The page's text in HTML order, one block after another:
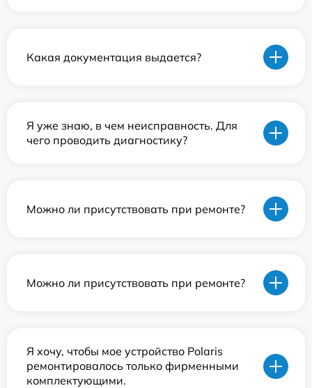
Какая документация выдается?
Я уже знаю, в чем неисправность. Для
чего проводить диагностику?
Можно ли присутствовать при ремонте?
Можно ли присутствовать при ремонте?
Я хочу, чтобы мое устройство Polaris
ремонтировалось только фирменными
комплектующими.